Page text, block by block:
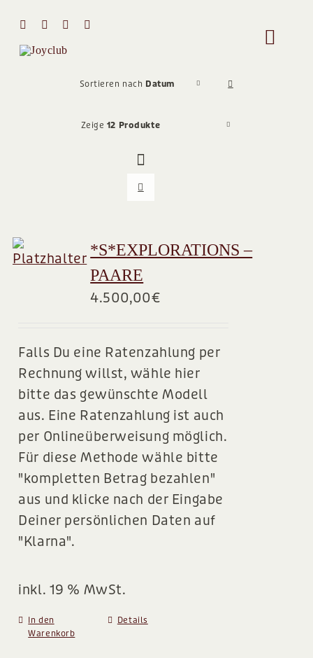
springen
Toggle
Sortieren nach Datum
Zeige 12 Produkte
*S*EXPLORATIONS –
PAARE
4.500,00€
Falls Du eine Ratenzahlung per
Rechnung willst, wähle hier
bitte das gewünschte Modell
aus. Eine Ratenzahlung ist auch
per Onlineüberweisung möglich.
Für diese Methode wähle bitte
"kompletten Betrag bezahlen"
aus und klicke nach der Eingabe
Deiner persönlichen Daten auf
"Klarna".
inkl. 19 % MwSt.
In den
Warenkorb
Details